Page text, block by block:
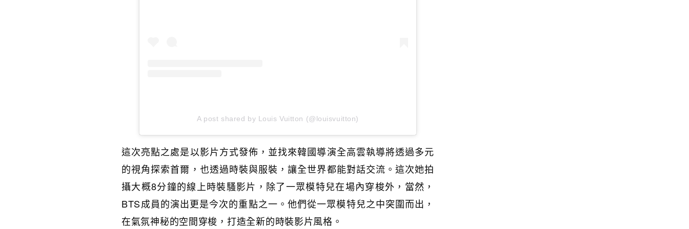
A post shared by Louis Vuitton (@louisvuitton)
這次亮點之處是以影片方式發佈，並找來韓國導演全高雲執導將透過多元
的視角探索首爾，也透過時裝與服裝，讓全世界都能對話交流。這次她拍
攝大概8分鐘的線上時裝騷影片，除了一眾模特兒在場內穿梭外，當然，
BTS成員的演出更是今次的重點之一。他們從一眾模特兒之中突圍而出，
在氣氛神秘的空間穿梭，打造全新的時裝影片風格。